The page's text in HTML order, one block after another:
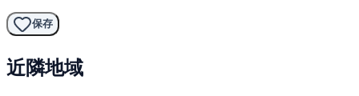
保存
近隣地域